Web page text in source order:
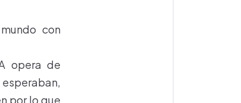
con
opera de
por lo que